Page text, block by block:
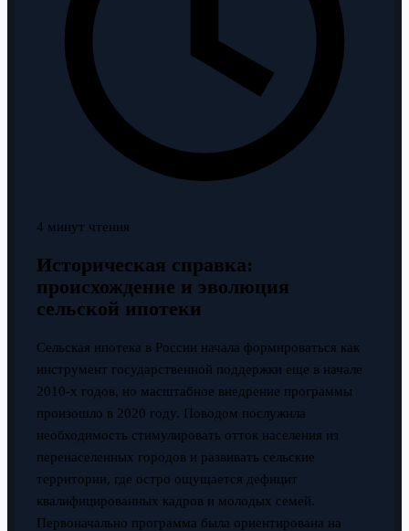
4 минут чтения
Историческая справка:
происхождение и эволюция
сельской ипотеки
Сельская ипотека в России начала формироваться как
инструмент государственной поддержки еще в начале
2010-х годов, но масштабное внедрение программы
произошло в 2020 году. Поводом послужила
необходимость стимулировать отток населения из
перенаселенных городов и развивать сельские
территории, где остро ощущается дефицит
квалифицированных кадров и молодых семей.
Первоначально программа была ориентирована на